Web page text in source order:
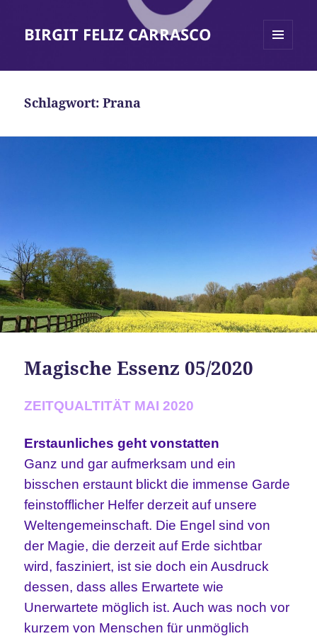
BIRGIT FELIZ CARRASCO
Schlagwort:Prana
Magische Essenz 05/2020
ZEITQUALTITÄT MAI 2020
Erstaunliches geht vonstatten
Ganz und gar aufmerksam und ein
bisschen erstaunt blickt die immense Garde
feinstofflicher Helfer derzeit auf unsere
Weltengemeinschaft. Die Engel sind von
der Magie, die derzeit auf Erde sichtbar
wird, fasziniert, ist sie doch ein Ausdruck
dessen, dass alles Erwartete wie
Unerwartete möglich ist. Auch was noch vor
kurzem von Menschen für unmöglich